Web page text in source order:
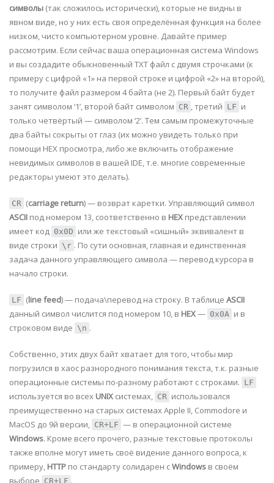
символы (так сложилось исторически), которые не видны в
явном виде, но у них есть своя определённая функция на более
низком, чисто компьютерном уровне. Давайте пример
рассмотрим. Если сейчас ваша операционная система Windows
и вы создадите обыкновенный TXT файл с двумя строчками (к
примеру с цифрой «1» на первой строке и цифрой «2» на второй),
то получите файл размером 4 байта (не 2). Первый байт будет
занят символом ‘1’, второй байт символом CR , третий LF и
только четвёртый — символом ‘2’. Тем самым промежуточные
два байты сокрыты от глаз (их можно увидеть только при
помощи HEX просмотра, либо же включить отображение
невидимых символов в вашей IDE, т.е. многие современные
редакторы умеют это делать).
CR (carriage return) — возврат каретки. Управляющий символ
ASCII под номером 13, соответственно в HEX представлении
имеет код 0x0D или же текстовый «сишный» эквивалент в
виде строки \r . По сути основная, главная и единственная
задача данного управляющего символа — перевод курсора в
начало строки.
LF (line feed) — подача\перевод на строку. В таблице ASCII
данный символ числится под номером 10, в HEX— 0x0A и в
строковом виде \n .
Собственно, этих двух байт хватает для того, чтобы мир
погрузился в хаос разнородного понимания текста, т.к. разные
операционные системы по-разному работают с строками. LF
используется во всех UNIX системах, CR использовался
преимущественно на старых системах Apple II, Commodore и
MacOS до 9й версии, CR+LF — в операционной системе
Windows. Кроме всего прочего, разные текстовые протоколы
также вполне могут иметь своё видение данного вопроса, к
примеру, HTTP по стандарту солидарен сWindows в своём
выборе CR+LF .